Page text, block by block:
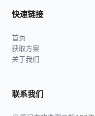
快速链接
首页
获取方案
关于我们
联系我们